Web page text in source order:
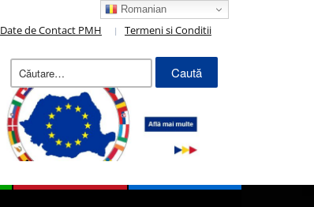
Date de Contact PMH Termeni si Conditii
Caută
după:
Romanian